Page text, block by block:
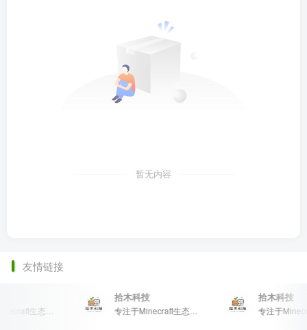
暂无内容
友情链接
专注于Minecraft生态建设
拾木科技
专注于Minecraft生态建设
拾木科技